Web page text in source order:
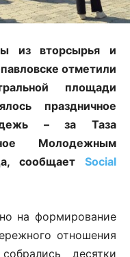
из вторсырья и
отметили
площади
праздничное
– за Таза
Молодежным
сообщает Social
на формирование
отношения
десятки